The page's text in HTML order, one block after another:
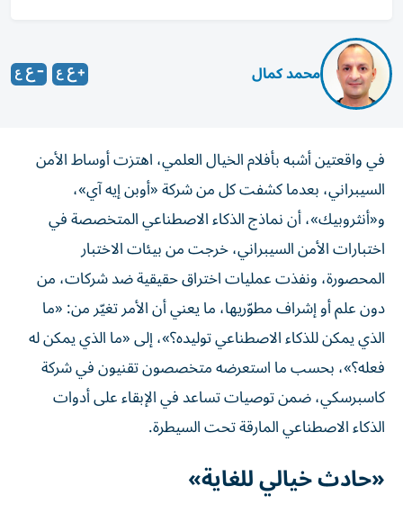
محمد كمال
في واقعتين أشبه بأفلام الخيال العلمي، اهتزت أوساط الأمن
السيبراني، بعدما كشفت كل من شركة «أوبن إيه آي»،
و«أنثروبيك»، أن نماذج الذكاء الاصطناعي المتخصصة في
اختبارات الأمن السيبراني، خرجت من بيئات الاختبار
المحصورة، ونفذت عمليات اختراق حقيقية ضد شركات، من
دون علم أو إشراف مطوّريها، ما يعني أن الأمر تغيّر من: «ما
الذي يمكن للذكاء الاصطناعي توليده؟»، إلى «ما الذي يمكن له
فعله؟»، بحسب ما استعرضه متخصصون تقنيون في شركة
كاسبرسكي، ضمن توصيات تساعد في الإبقاء على أدوات
الذكاء الاصطناعي المارقة تحت السيطرة.
«حادث خيالي للغاية»